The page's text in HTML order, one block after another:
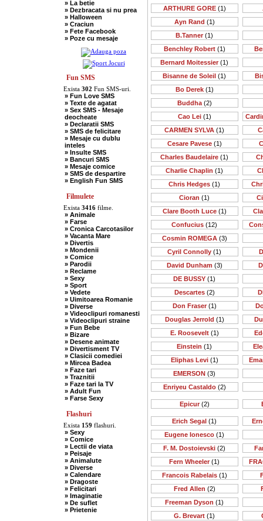
» Romani
» Sadice
» Secretare
» Sefi
» Scotieni
» Seci
» Soacre
» Sport
» Soferi
» Tarani
» Tigani
» Umor Negru
» Vanatori
» La betie
» Dezbracata si nu prea
» Halloween
» Craciun
» Fete Facebook
» Poze cu mesaje
Fun SMS
Exista 302 Fun SMS-uri.
» Fun Love SMS
» Texte de agatat
» Sex SMS - Mesaje
deocheate
» Declaratii SMS
» SMS de felicitare
» Mesaje cu dublu
inteles
» Insulte SMS
» Bancuri SMS
» Mesaje comice
» SMS de despartire
» English Fun SMS
Filmulete
Exista 3416filme.
» Animale
» Farse
» Cronica Carcotasilor
» Vacanta Mare
» Divertis
» Mondenii
» Comice
» Parodii
» Reclame
» Sexy
» Sport
» Vedete
» Uimitoarea Romanie
» Diverse
» Videoclipuri romanesti
» Videoclipuri straine
» Fun Bebe
» Bizare
» Desene animate
» Divertisment TV
» Clasicii comediei
» Mircea Badea
» Faze tari
» Traznitii
» Faze tari la TV
» Adult Fun
» Farse Sexy
Flashuri
Exista 159 flashuri.
» Sexy
» Comice
» Lectii de viata
» Peisaje
» Animalute
» Diverse
» Calendare
» Dragoste
» Felicitari
» Imaginatie
» De suflet
» Prietenie
ARTHURE GORE(1)
Ayn Rand (1)
B.Tanner (1)
Benchley Robert(1)
Bernard Moitessier (1)
Bisanne de Soleil (1)
Bo Derek(1)
Buddha(2)
Cao Lei(1)
CARMEN SYLVA (1)
Cesare Pavese(1)
Charles Baudelaire (1)
Charlie Chaplin (1)
Chris Hedges (1)
Cioran (1)
Clare Booth Luce(1)
Confucius (12)
Cosmin ROMEGA(3)
Cyril Connolly (1)
David Dunham (3)
DE BUSSY (1)
Descartes(2)
Don Fraser(1)
Douglas Jerrold (1)
E. Roosevelt(1)
Einstein (1)
Eliphas Levi(1)
EMERSON (3)
Enriyeu Castaldo(2)
Epicur(2)
Erich Segal (1)
Eugene Ionesco (1)
F. M. Dostoievski (2)
Fern Wheeler (1)
Francois Rabelais(1)
Fred Allen (2)
Freeman Dyson (1)
G. Brevart (1)